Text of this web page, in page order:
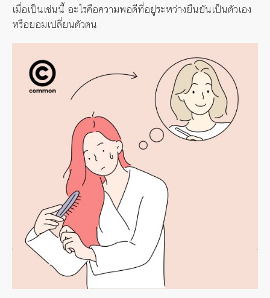
เมื่อเป็นเช่นนี้ อะไรคือความพอดีที่อยู่ระหว่างยืนยันเป็นตัวเอง
หรือยอมเปลี่ยนตัวตน